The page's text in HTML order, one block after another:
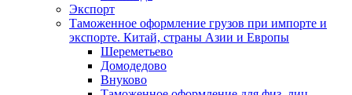
Экспорт
Таможенное оформление грузов при импорте и
экспорте. Китай, страны Азии и Европы
Шереметьево
Домодедово
Внуково